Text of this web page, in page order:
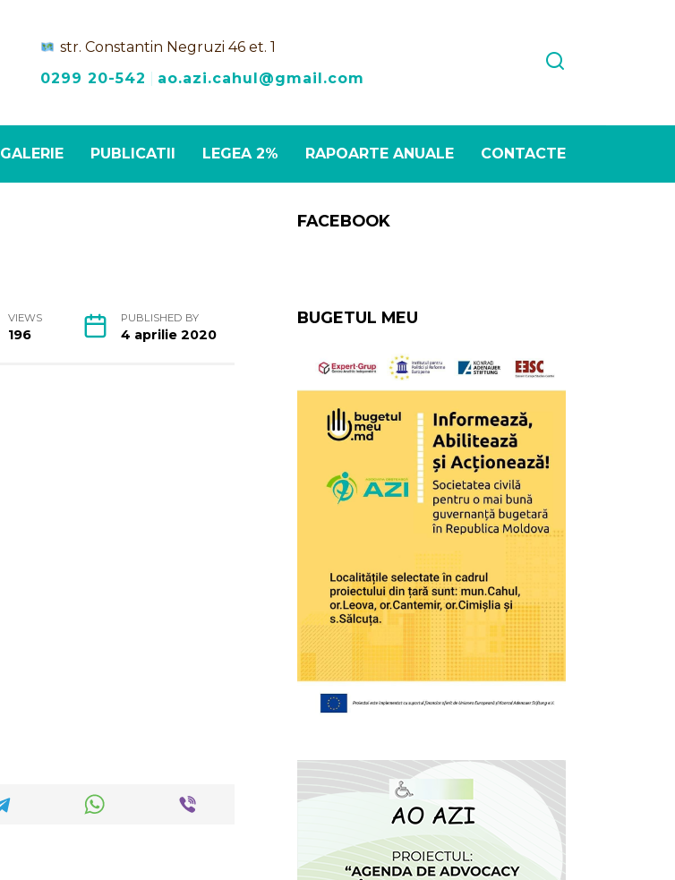
str. Constantin Negruzi 46 et. 1
0299 20-542
ao.azi.cahul@gmail.com
GALERIE PUBLICATII LEGEA 2% RAPOARTE ANUALE CONTACTE
VIEWS
196
PUBLISHED BY
4 aprilie 2020
FACEBOOK
BUGETUL MEU